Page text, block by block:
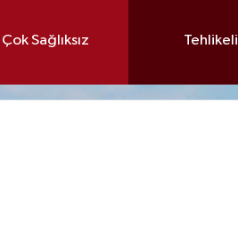
Çok Sağlıksız Tehlikeli